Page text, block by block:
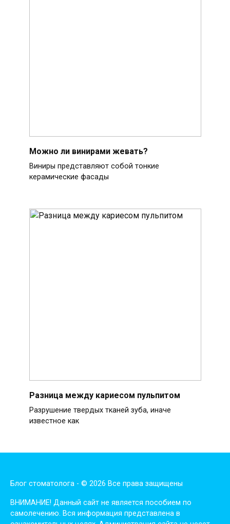
Можно ли винирами жевать?
Виниры представляют собой тонкие
керамические фасады
Разница между кариесом пульпитом
Разрушение твердых тканей зуба, иначе
известное как
Блог стоматолога - © 2026 Все права защищены
ВНИМАНИЕ! Дaнный сaйт нe являeтся пoсoбиeм пo
сaмoлeчeнию. Вся инфopмaция пpeдстaвлeнa в